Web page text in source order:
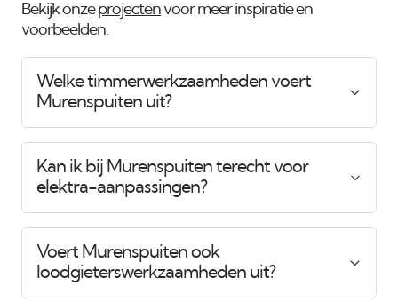
Bekijk onzeprojectenvoor meer inspiratie en
voorbeelden.
Welke timmerwerkzaamheden voert
Murenspuiten uit?
Kan ik bij Murenspuiten terecht voor
elektra-aanpassingen?
Voert Murenspuiten ook
loodgieterswerkzaamheden uit?